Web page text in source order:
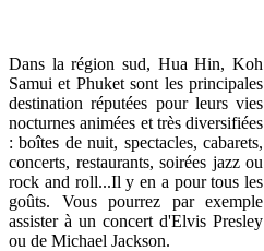
Dans la région sud, Hua Hin, Koh
Samui et Phuket sont les principales
destination réputées pour leurs vies
nocturnes animées et très diversifiées
: boîtes de nuit, spectacles, cabarets,
concerts, restaurants, soirées jazz ou
rock and roll...Il y en a pour tous les
goûts. Vous pourrez par exemple
assister à un concert d'Elvis Presley
ou de Michael Jackson.